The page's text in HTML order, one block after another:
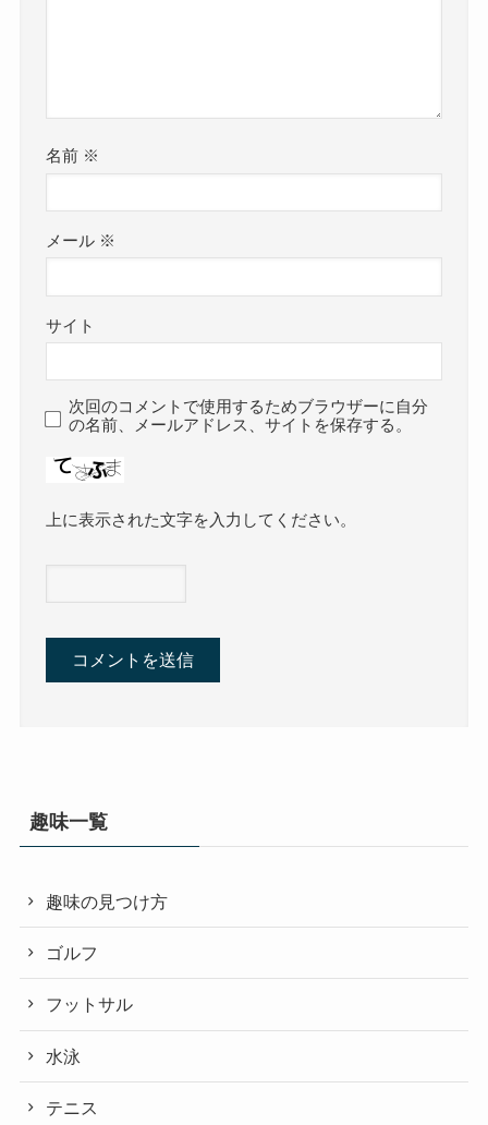
名前 ※
メール ※
サイト
次回のコメントで使用するためブラウザーに自分
の名前、メールアドレス、サイトを保存する。
上に表示された文字を入力してください。
趣味一覧
趣味の見つけ方
ゴルフ
フットサル
水泳
テニス